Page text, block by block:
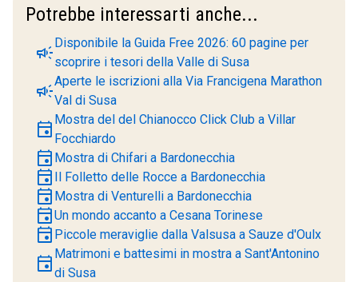
Potrebbe interessarti anche...
campaignDisponibile la Guida Free 2026: 60 pagine per
scoprire i tesori della Valle di Susa
campaignAperte le iscrizioni alla Via Francigena Marathon
Val di Susa
event Mostra del del Chianocco Click Club a Villar
Focchiardo
event Mostra di Chifari a Bardonecchia
event Il Folletto delle Rocce a Bardonecchia
event Mostra di Venturelli a Bardonecchia
eventUn mondo accanto a Cesana Torinese
event Piccole meraviglie dalla Valsusa a Sauze d'Oulx
event Matrimoni e battesimi in mostra a Sant'Antonino
di Susa